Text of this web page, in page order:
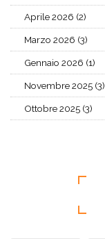
Aprile 2026 (2)
Marzo 2026 (3)
Gennaio 2026 (1)
Novembre 2025 (3)
Ottobre 2025 (3)